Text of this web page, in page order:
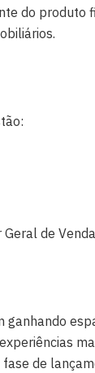
do produto
de
ganhando
de